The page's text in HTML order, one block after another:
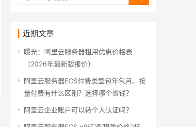
近期文章
曝光：阿里云服务器租用优惠价格表
（2026年最新版报价）
阿里云服务器ECS付费类型包年包月、按
量付费有什么区别？选择哪个省钱？
阿里云企业账户可以转个人认证吗？